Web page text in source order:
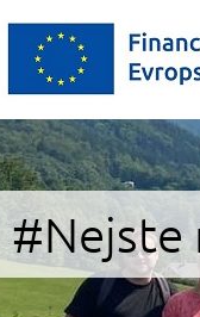
#Nejste